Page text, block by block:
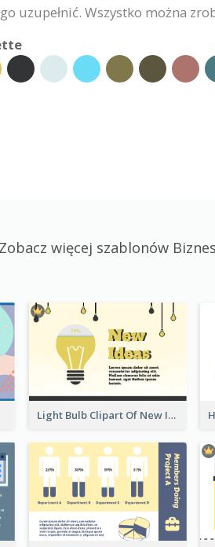
uzupełnić. Wszystko można
Zobacz więcej szablonów Biznes
Light Bulb Clipart Of New Ideas